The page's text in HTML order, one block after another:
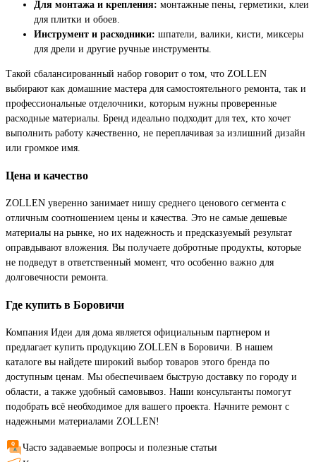
Для монтажа и крепления: монтажные пены, герметики, клеи
для плитки и обоев.
Инструмент и расходники: шпатели, валики, кисти, миксеры
для дрели и другие ручные инструменты.
Такой сбалансированный набор говорит о том, что ZOLLEN
выбирают как домашние мастера для самостоятельного ремонта, так и
профессиональные отделочники, которым нужны проверенные
расходные материалы. Бренд идеально подходит для тех, кто хочет
выполнить работу качественно, не переплачивая за излишний дизайн
или громкое имя.
Цена и качество
ZOLLEN уверенно занимает нишу среднего ценового сегмента с
отличным соотношением цены и качества. Это не самые дешевые
материалы на рынке, но их надежность и предсказуемый результат
оправдывают вложения. Вы получаете добротные продукты, которые
не подведут в ответственный момент, что особенно важно для
долговечности ремонта.
Где купить в Боровичи
Компания Идеи для дома является официальным партнером и
предлагает купить продукцию ZOLLEN в Боровичи. В нашем
каталоге вы найдете широкий выбор товаров этого бренда по
доступным ценам. Мы обеспечиваем быструю доставку по городу и
области, а также удобный самовывоз. Наши консультанты помогут
подобрать всё необходимое для вашего проекта. Начните ремонт с
надежными материалами ZOLLEN!
Часто задаваемые вопросы и полезные статьи